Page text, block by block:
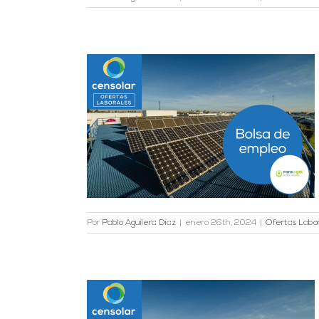
Por Pablo Aguilera Diaz enero 26th, 2024 Ofertas